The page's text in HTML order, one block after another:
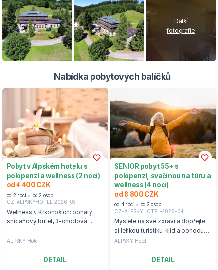
Další
fotografie
Nabídka pobytových balíčků
Pobyt v Alpském hotelu s
polopenzí a wellness (2 noci)
od 4 400 CZK
od 2 nocí
od 2 osob
CZ-ALPSKYHOTEL-2026-03
Wellness v Krkonoších: bohatý
snídaňový bufet, 3-chodová
point
ALPSKÝ Hotel
DETAIL
SENIOR pobyt 55+ s
polopenzí, svačinou na túru a
wellness (4 noci)
od 8 800 CZK
od 4 nocí
od 2 osob
CZ-ALPSKYHOTEL-2026-04
Myslete na své zdraví a dopřejte
si lehkou turistiku, klid a pohodu
ve Špindlerově Mlýně.
ALPSKÝ Hotel
DETAIL